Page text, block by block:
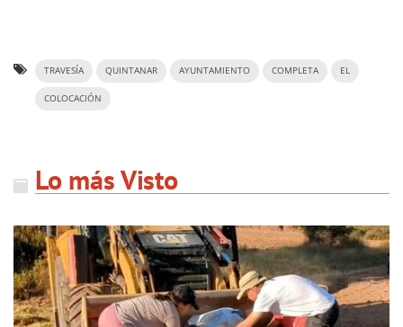
TRAVESÍA QUINTANAR AYUNTAMIENTO COMPLETA EL
COLOCACIÓN
Lo más Visto